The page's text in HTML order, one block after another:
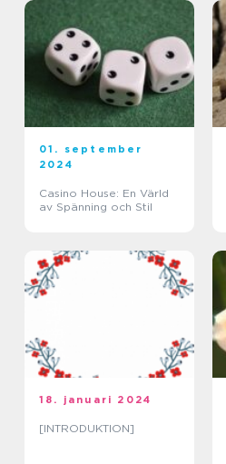
01. september
2024
Casino House: En Värld
av Spänning och Stil
18. januari 2024
[INTRODUKTION]